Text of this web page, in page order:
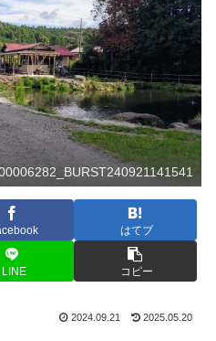
はてブ
LINE コピー
2024.09.21 2025.05.20